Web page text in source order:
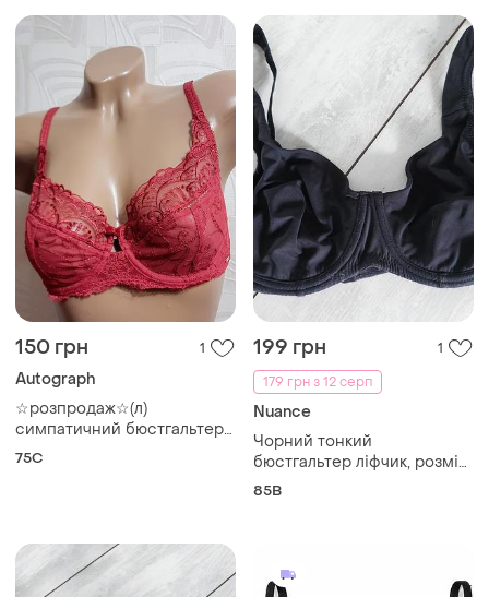
150 грн 1
Autograph
☆розпродаж☆(л)
симпатичний бюстгальтер
від autograph 75c
75C
199 грн
1
179 грн з 12 серп
Nuance
Чорний тонкий
бюстгальтер ліфчик, розмір
85в
85B